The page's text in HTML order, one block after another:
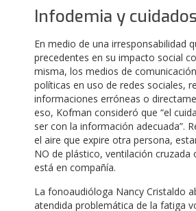
Infodemia y cuidados
En medio de una irresponsabilidad
precedentes en su impacto social
misma, los medios de
políticas en uso de redes sociales,
informaciones erróneas o
eso, Kofman consideró que “el
ser con la información adecuada”.
el aire que expire otra persona,
NO de plástico, ventilación cruzada
está en compañía.
La fonoaudióloga Nancy Cristaldo
atendida problemática de la fatiga